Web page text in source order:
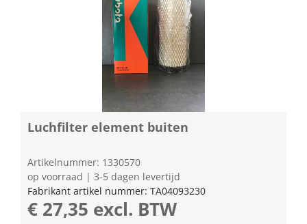
Luchfilter element buiten
Artikelnummer: 1330570
op voorraad | 3-5 dagen levertijd
Fabrikant artikel nummer: TA04093230
€ 27,35 excl. BTW